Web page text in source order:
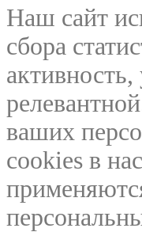
Наш сайт
сбора
ваших
cookies в